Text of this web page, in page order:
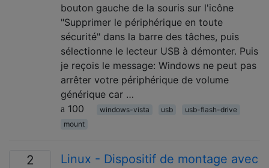
bouton gauche de la souris sur l'icône
"Supprimer le périphérique en toute
sécurité" dans la barre des tâches, puis
sélectionne le lecteur USB à démonter. Puis
je reçois le message: Windows ne peut pas
arrêter votre périphérique de volume
générique car …
100
windows-vista usb
usb-flash-drive
mount
2
Linux - Dispositif de montage avec